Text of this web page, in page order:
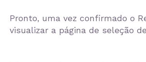
Pronto, uma vez confirmado o
visualizar a página de seleção